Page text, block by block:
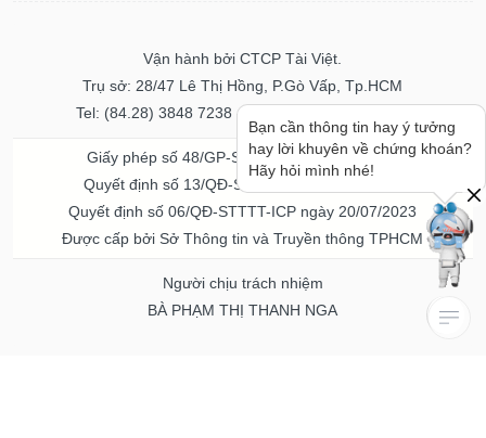
Vận hành bởi CTCP Tài Việt.
Trụ sở: 28/47 Lê Thị Hồng, P.Gò Vấp, Tp.HCM
Tel: (84.28) 3848 7238 - Fax: (84.28) 3848 7237
Giấy phép số 48/GP-STTTT ngày 04/11/2016
Quyết định số 13/QĐ-STTTT ngày 02/11/2017
Quyết định số 06/QĐ-STTTT-ICP ngày 20/07/2023
Được cấp bởi Sở Thông tin và Truyền thông TPHCM
Người chịu trách nhiệm
BÀ PHẠM THỊ THANH NGA
Bạn cần thông tin hay ý tưởng
hay lời khuyên về chứng khoán?
Hãy hỏi mình nhé!